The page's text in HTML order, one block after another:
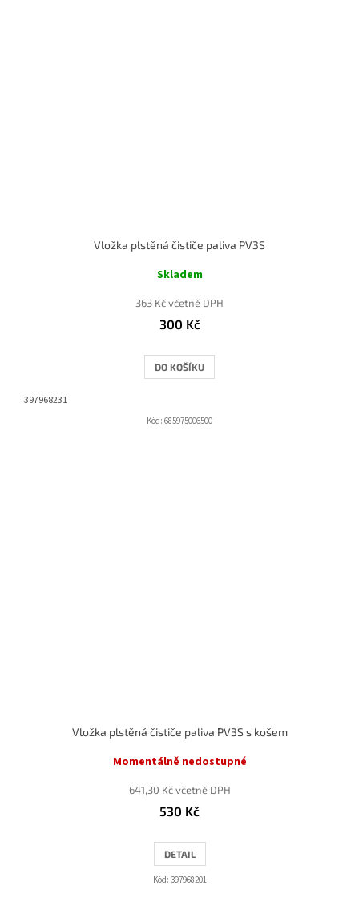
Vložka plstěná čističe paliva PV3S
Skladem
363 Kč včetně DPH
300 Kč
DO KOŠÍKU
397968231
Kód: 685975006500
Vložka plstěná čističe paliva PV3S s košem
Momentálně nedostupné
641,30 Kč včetně DPH
530 Kč
DETAIL
Kód: 397968201